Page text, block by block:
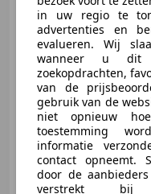
01/2024 9.722 km
in uw regio te
advertenties en
evalueren. Wij
wanneer u dit
zoekopdrachten,
van de
gebruik van de
niet opnieuw
toestemming
informatie
contact opneemt.
door de
verstrekt